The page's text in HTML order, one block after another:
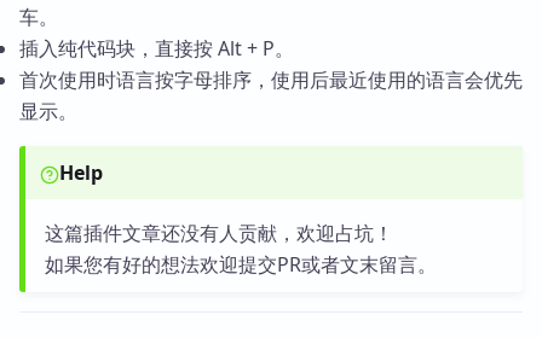
车。
插入纯代码块，直接按 Alt + P。
首次使用时语言按字母排序，使用后最近使用的语言会优先
显示。
Help
这篇插件文章还没有人贡献，欢迎占坑！
如果您有好的想法欢迎提交PR或者文末留言。